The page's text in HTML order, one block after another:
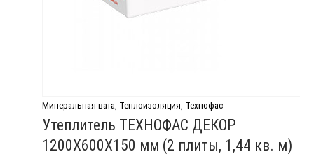
Минеральная вата, Теплоизоляция, Технофас
Утеплитель ТЕХНОФАС ДЕКОР
1200Х600Х150 мм (2 плиты, 1,44 кв. м)